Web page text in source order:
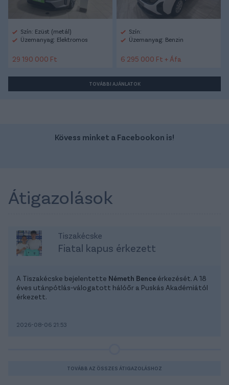
Szín: Ezüst (metál)
Üzemanyag: Elektromos
29 190 000 Ft
Szín:
Üzemanyag: Benzin
6 295 000 Ft + Áfa
TOVÁBBI AJÁNLATOK
Kövess minket a Facebookon is!
Átigazolások
Tiszakécske
Fiatal kapus érkezett
A Tiszakécske bejelentette Németh Bence érkezését. A 18
éves utánpótlás-válogatott hálóőr a Puskás Akadémiától
érkezett.
2026-08-06 21:53
TOVÁBB AZ ÖSSZES ÁTIGAZOLÁSHOZ